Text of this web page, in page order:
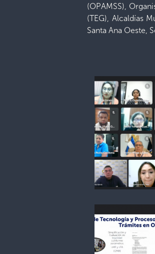
(OPAMSS),
(TEG), Alcaldías
Santa Ana Oeste,